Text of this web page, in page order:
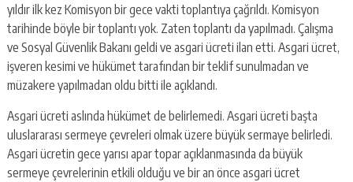
yıldır ilk kez Komisyon bir gece vakti toplantıya çağrıldı. Komisyon
tarihinde böyle bir toplantı yok. Zaten toplantı da yapılmadı. Çalışma
ve Sosyal Güvenlik Bakanı geldi ve asgari ücreti ilan etti. Asgari ücret,
işveren kesimi ve hükümet tarafından bir teklif sunulmadan ve
müzakere yapılmadan oldu bitti ile açıklandı.
Asgari ücreti aslında hükümet de belirlemedi. Asgari ücreti başta
uluslararası sermeye çevreleri olmak üzere büyük sermaye belirledi.
Asgari ücretin gece yarısı apar topar açıklanmasında da büyük
sermeye çevrelerinin etkili olduğu ve bir an önce asgari ücret